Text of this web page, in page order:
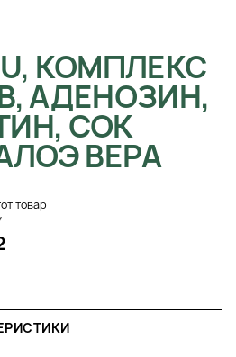
КОМПЛЕКС
АДЕНОЗИН,
СОК
ВЕРА
товар